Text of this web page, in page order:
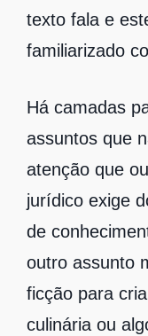
texto fala e
familiarizado
Há camadas
assuntos que
atenção que
jurídico exige
de
outro assunto
ficção para
culinária ou